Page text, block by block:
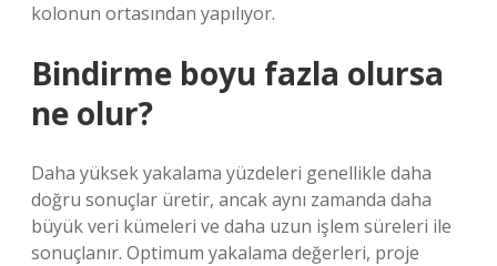
kolonun ortasından yapılıyor.
Bindirme boyu fazla olursa
ne olur?
Daha yüksek yakalama yüzdeleri genellikle daha
doğru sonuçlar üretir, ancak aynı zamanda daha
büyük veri kümeleri ve daha uzun işlem süreleri ile
sonuçlanır. Optimum yakalama değerleri, proje